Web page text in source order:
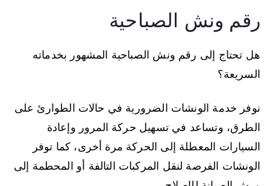
رقم ونش الصباحية
هل تحتاج إلى رقم ونش الصباحية المشهور بخدماته
السريعة؟
نوفر خدمة الونشات الضرورية في حالات الطوارئ على
الطرق، وتساعد في تسهيل حركة المرور وإعادة
السيارات المعطلة إلى الحركة مرة أخرى، كما توفر
الونشات الفرصة لنقل المركبات التالفة أو المحطمة إلى